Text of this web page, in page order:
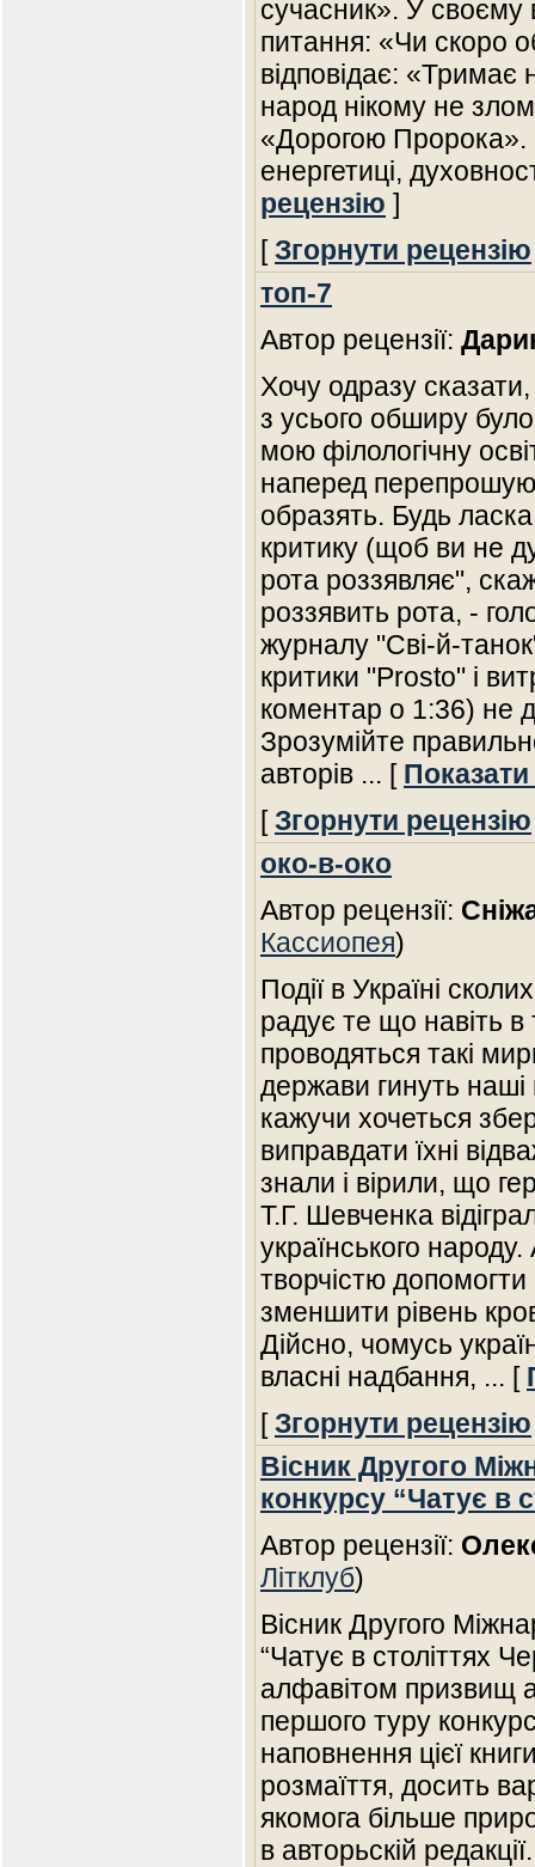
сучасник». У своєму
питання: «Чи скоро
відповідає: «Тримає
народ нікому не
«Дорогою Пророка».
енергетиці,
рецензію ]
[Згорнути рецензію
топ-7
Автор рецензії:
Хочу одразу
з усього обширу
мою філологічну
наперед
образять. Будь
критику (щоб ви не
рота роззявляє",
роззявить рота, -
журналу "Сві-й-
критики "Prosto" і
коментар о 1:36) не
Зрозумійте
авторів ... [
[Згорнути рецензію
око-в-око
Автор рецензії:
Кассиопея)
Події в Україні
радує те що навіть в
проводяться такі
держави гинуть наші
кажучи хочеться
виправдати їхні
знали і вірили, що
Т.Г. Шевченка
українського
творчістю допомогти
зменшити рівень
Дійсно, чомусь
власні надбання, ... [
[Згорнути рецензію
Вісник Другого
конкурсу “Чатує в
Автор рецензії:
Літклуб)
Вісник Другого
“Чатує в століттях
алфавітом призвищ
першого туру
наповнення цієї
розмаїття, досить
якомога більше
в авторьскій редакції.